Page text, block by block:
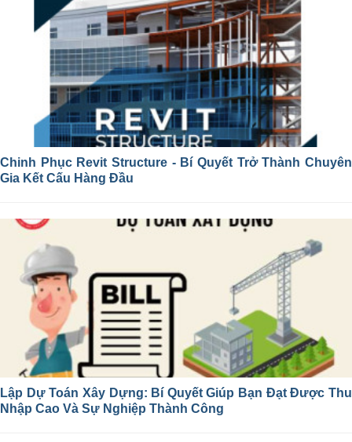
Chinh Phục Revit Structure - Bí Quyết Trở Thành Chuyên
Gia Kết Cấu Hàng Đầu
Lập Dự Toán Xây Dựng: Bí Quyết Giúp Bạn Đạt Được Thu
Nhập Cao Và Sự Nghiệp Thành Công